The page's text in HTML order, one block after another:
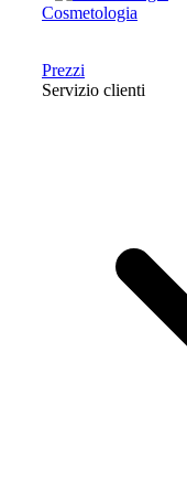
Cosmetologia
Prezzi
Servizio clienti